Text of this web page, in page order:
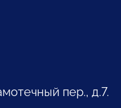
пер., д.7.